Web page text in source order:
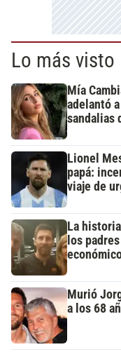
Lo más visto
Mía
adelantó
sandalias
Lionel
papá:
viaje de
La
los
Murió
a los 68